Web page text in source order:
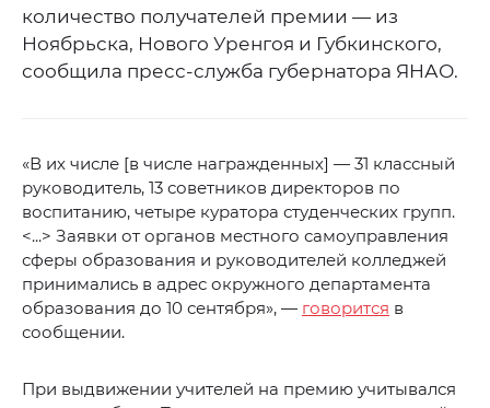
количество получателей премии — из
Ноябрьска, Нового Уренгоя и Губкинского,
сообщила пресс-служба губернатора ЯНАО.
«В их числе [в числе награжденных] — 31 классный
руководитель, 13 советников директоров по
воспитанию, четыре куратора студенческих групп.
<...> Заявки от органов местного самоуправления
сферы образования и руководителей колледжей
принимались в адрес окружного департамента
образования до 10 сентября», — говорится в
сообщении.
При выдвижении учителей на премию учитывался